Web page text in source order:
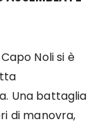
Noli si è
Una battaglia
di manovra,